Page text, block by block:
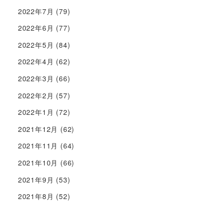
2022年7月 (79)
2022年6月 (77)
2022年5月 (84)
2022年4月 (62)
2022年3月 (66)
2022年2月 (57)
2022年1月 (72)
2021年12月 (62)
2021年11月 (64)
2021年10月 (66)
2021年9月 (53)
2021年8月 (52)